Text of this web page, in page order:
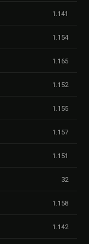
1.141
1.154
1.165
1.152
1.155
1.157
1.151
32
1.158
1.142